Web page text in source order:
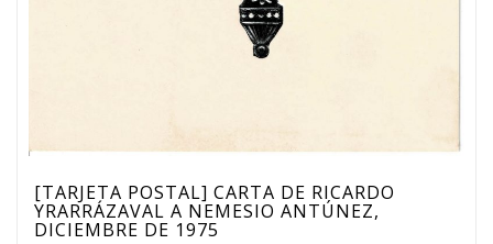
[TARJETA POSTAL] CARTA DE RICARDO
YRARRÁZAVAL A NEMESIO ANTÚNEZ,
DICIEMBRE DE 1975